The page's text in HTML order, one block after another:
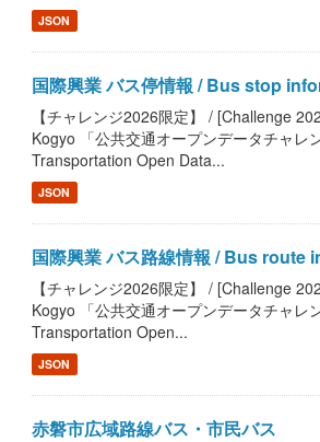
JSON
国際興業 バス停情報 / Bus stop
【チャレンジ2026限定】 / [Challenge
Kogyo 「公共交通オープンデータチャ
Transportation Open Data...
JSON
国際興業 バス路線情報 / Bus
【チャレンジ2026限定】 / [Challenge
Kogyo 「公共交通オープンデータチャ
Transportation Open...
JSON
赤磐市広域路線バス・市民バス